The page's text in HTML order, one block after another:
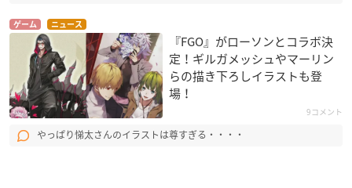
3DCG：レイルズ
3Dディレクター：三階直史
編集：濱宇津妙子
音楽：芳賀敬太・深澤秀行
音響監督：明田川仁
制作：Production I.G
アニメーション制作：SIGNAL.MD
ゲーム ニュース
『FGO』がローソンとコラボ決
定！ギルガメッシュやマーリン
らの描き下ろしイラストも登
場！
9コメント
やっぱり悌太さんのイラストは尊すぎる・・・・